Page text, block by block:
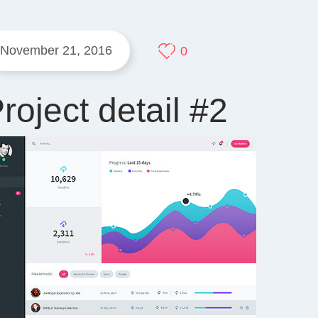
November 21, 2016 0
detail #2